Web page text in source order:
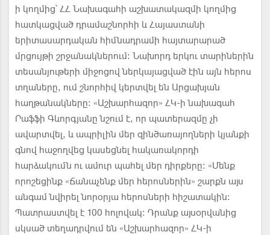
ի կողմից՝ ՀՀ Նախագահի աշխատակազմի կողմից
հատկացված դրամաշնորհի և Հայաստանի
երիտասարդական հիմնադրամի հայտարարած
մրցույթի շրջանակներում։ Նախորդ երկու տարիներին
տեսանյութերի միջոցով ներկայացված էին այն հերոս
տղաները, ում շնորհիվ կերտվել են Արցախյան
հաղթանակները։ «Աշխարհազոր» ՀԿ-ի նախագահ
Րաֆֆի Գևորգյանը նշում է, որ պատերազմը չի
ավարտվել, և ապրիլին մեր զինծառայողների կյանքի
գնով հաջողվեց կասեցնել հակառակորդի
հարձակումն ու ամուր պահել մեր դիրքերը։ «Մենք
որոշեցինք «Ճանաչենք մեր հերոսներին» շարքն այս
անգամ նվիրել նորօրյա հերոսների հիշատակին։
Պատրաստվել է 100 հոլովակ։ Դրանք այսօրվանից
սկսած տեղադրվում են «Աշխարհազոր» ՀԿ-ի